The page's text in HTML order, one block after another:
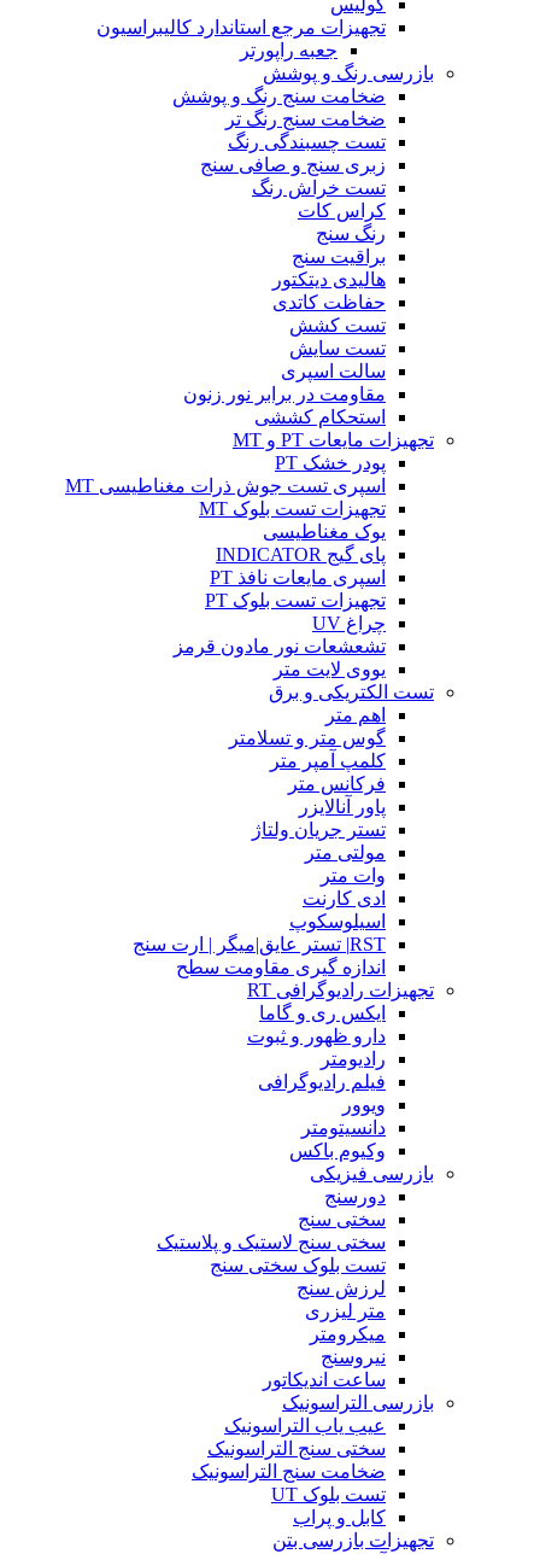
تجهیزات مرجع استاندارد کالیبراسیون
جعبه راپورتر
بازرسی رنگ و پوشش
ضخامت سنج رنگ و پوشش
ضخامت سنج رنگ تر
تست چسبندگی رنگ
زبری سنج و صافی سنج
تست خراش رنگ
کراس کات
رنگ سنج
براقیت سنج
هالیدی دیتکتور
حفاظت کاتدی
تست کشش
تست سایش
سالت اسپری
مقاومت در برابر نور زنون
استحکام کششی
تجهیزات مایعات PT و MT
پودر خشک PT
اسپری تست جوش ذرات مغناطیسی MT
تجهیزات تست بلوک MT
یوک مغناطیسی
پای گیج INDICATOR
اسپری مایعات نافذ PT
تجهیزات تست بلوک PT
چراغ UV
تشعشعات نور مادون قرمز
یووی لایت متر
تست الکتریکی و برق
اهم متر
گوس متر و تسلامتر
کلمپ آمپر متر
فرکانس متر
پاور آنالایزر
تستر جریان ولتاژ
مولتی متر
وات متر
ادی کارنت
اسیلوسکوپ
RST| تستر عایق|میگر | ارت سنج
اندازه گیری مقاومت سطح
تجهیزات رادیوگرافی RT
ایکس ری و گاما
دارو ظهور و ثبوت
رادیومتر
فیلم رادیوگرافی
ویوور
دانسیتومتر
وکیوم باکس
بازرسی فیزیکی
دورسنج
سختی سنج
سختی سنج لاستیک و پلاستیک
تست بلوک سختی سنج
لرزش سنج
متر لیزری
میکرومتر
نیروسنج
ساعت اندیکاتور
بازرسی التراسونیک
عیب یاب التراسونیک
سختی سنج التراسونیک
ضخامت سنج التراسونیک
تست بلوک UT
کابل و پراب
تجهیزات بازرسی بتن